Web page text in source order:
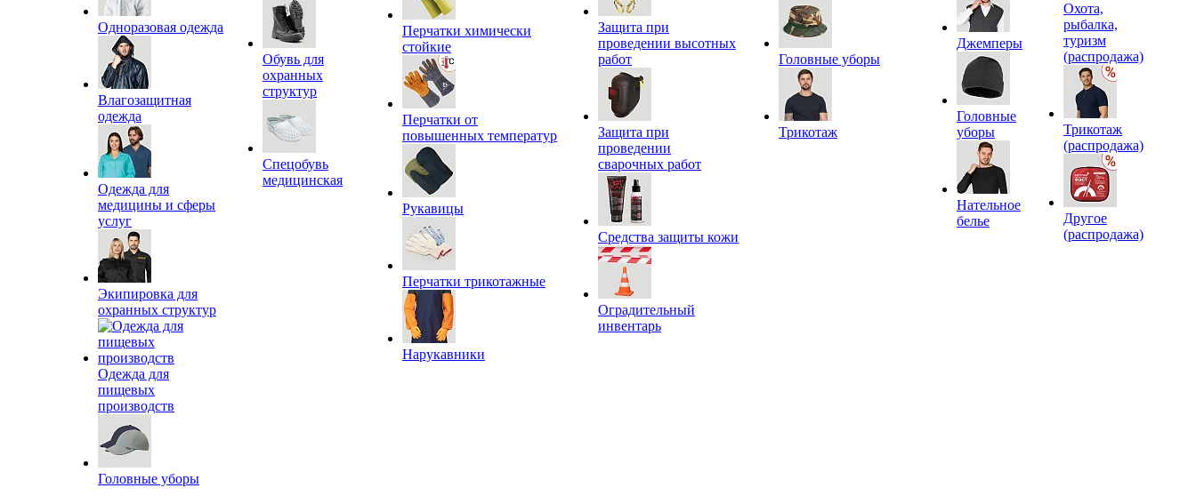
Одноразовая одежда
Влагозащитная
одежда
Одежда для
медицины и сферы
услуг
Экипировка для
охранных структур
Одежда для
пищевых
производств
Головные уборы
Обувь для
охранных
структур
Спецобувь
медицинская
Перчатки химически
стойкие
Перчатки от
повышенных температур
Рукавицы
Перчатки трикотажные
Нарукавники
Защита при
проведении высотных
работ
Защита при
проведении
сварочных работ
Средства защиты кожи
Оградительный
инвентарь
Головные уборы
Трикотаж
Джемперы
Головные
уборы
Нательное
белье
Охота,
рыбалка,
туризм
(распродажа)
Трикотаж
(распродажа)
Другое
(распродажа)